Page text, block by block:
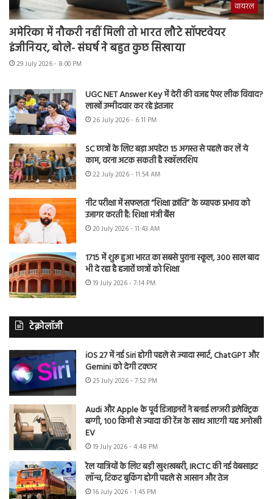
वायरल
अमेरिका में नौकरी नहीं मिली तो भारत लौटे सॉफ्टवेयर
इंजीनियर, बोले- संघर्ष ने बहुत कुछ सिखाया
29 July 2026 - 8:00 PM
UGC NET Answer Key में देरी की वजह पेपर लीक विवाद?
लाखों उम्मीदवार कर रहे इंतजार
26 July 2026 - 6:11 PM
SC छात्रों के लिए बड़ा अपडेट! 15 अगस्त से पहले कर लें ये
काम, वरना अटक सकती है स्कॉलरशिप
22 July 2026 - 11:54 AM
नीट परीक्षा में सफलता “शिक्षा क्रांति” के व्यापक प्रभाव को
उजागर करती है: शिक्षा मंत्री बैंस
20 July 2026 - 11:43 AM
1715 में शुरू हुआ भारत का सबसे पुराना स्कूल, 300 साल बाद
भी दे रहा है हजारों छात्रों को शिक्षा
19 July 2026 - 7:14 PM
टेक्नोलॉजी
iOS 27 में नई Siri होगी पहले से ज्यादा स्मार्ट, ChatGPT और
Gemini को देगी टक्कर
25 July 2026 - 7:52 PM
Audi और Apple के पूर्व डिजाइनरों ने बनाई लग्जरी इलेक्ट्रिक
बग्गी, 100 किमी से ज्यादा की रेंज के साथ आएगी यह अनोखी
EV
19 July 2026 - 4:48 PM
रेल यात्रियों के लिए बड़ी खुशखबरी, IRCTC की नई वेबसाइट
लॉन्च, टिकट बुकिंग होगी पहले से आसान और तेज
16 July 2026 - 1:45 PM